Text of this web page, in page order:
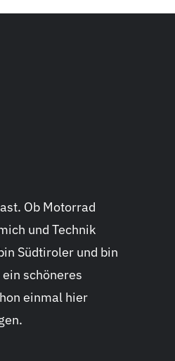
Ob Motorrad
und Technik
Südtiroler und bin
schöneres
einmal hier